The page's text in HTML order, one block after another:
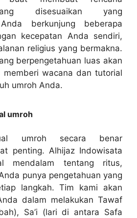
disesuaikan yang
berkunjung beberapa
kecepatan Anda sendiri,
religius yang bermakna.
berpengetahuan luas akan
memberi wacana dan tutorial
umroh Anda.
umroh
umroh secara benar
penting. Alhijaz Indowisata
mendalam tentang ritus,
punya pengetahuan yang
langkah. Tim kami akan
dalam melakukan Tawaf
Sa’i (lari di antara Safa